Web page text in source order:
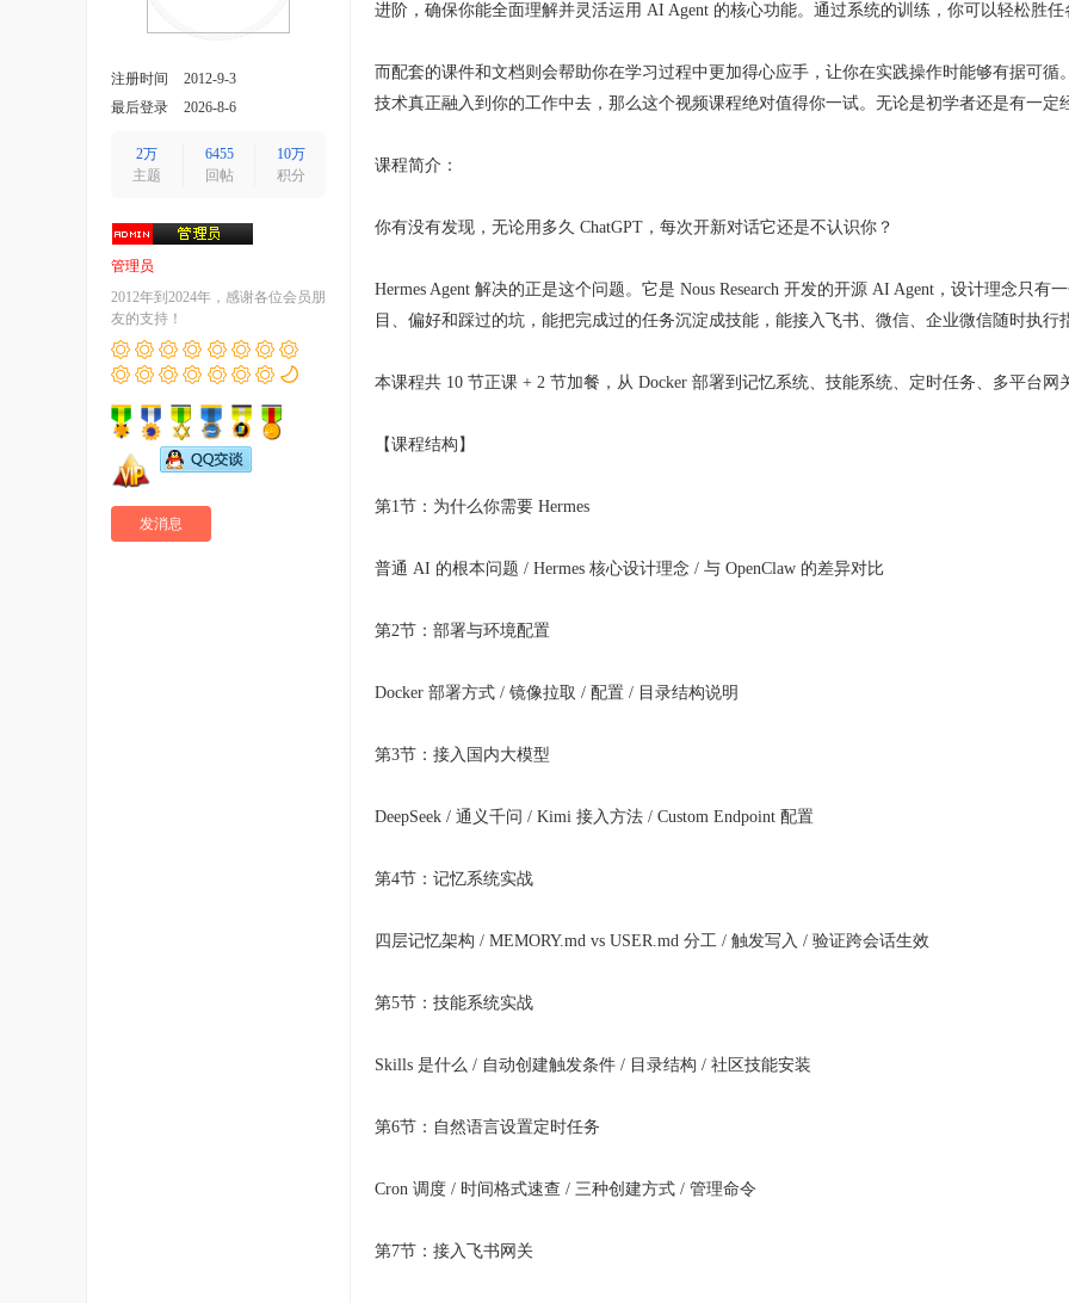
注册时间
2012-9-3
最后登录
2026-8-6
2万
主题
6455
回帖
10万
积分
管理员
2012年到2024年，感谢各位会员朋
友的支持！
发消息
进阶，确保你能全面理解并灵活运用 AI Agent 的核心功能。通过系统的训练，你可以轻松胜任
而配套的课件和文档则会帮助你在学习过程中更加得心应手，让你在实践操作时能够有据可
技术真正融入到你的工作中去，那么这个视频课程绝对值得你一试。无论是初学者还是有一定
课程简介：
你有没有发现，无论用多久 ChatGPT，每次开新对话它还是不认识你？
Hermes Agent 解决的正是这个问题。它是 Nous Research 开发的开源 AI Agent，设计理念只
目、偏好和踩过的坑，能把完成过的任务沉淀成技能，能接入飞书、微信、企业微信随时执行
本课程共 10 节正课 + 2 节加餐，从 Docker 部署到记忆系统、技能系统、定时任务、多平台网
【课程结构】
第1节：为什么你需要 Hermes
普通 AI 的根本问题 / Hermes 核心设计理念 / 与 OpenClaw 的差异对比
第2节：部署与环境配置
Docker 部署方式 / 镜像拉取 / 配置 / 目录结构说明
第3节：接入国内大模型
DeepSeek / 通义千问 / Kimi 接入方法 / Custom Endpoint 配置
第4节：记忆系统实战
四层记忆架构 / MEMORY.md vs USER.md 分工 / 触发写入 / 验证跨会话生效
第5节：技能系统实战
Skills 是什么 / 自动创建触发条件 / 目录结构 / 社区技能安装
第6节：自然语言设置定时任务
Cron 调度 / 时间格式速查 / 三种创建方式 / 管理命令
第7节：接入飞书网关